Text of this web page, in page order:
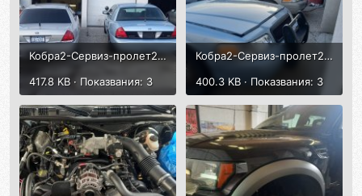
Кобра2-Сервиз-пролет2025-1.jpg
417.8 KB · Показвания: 3
Кобра2-Сервиз-пролет2025-2.jpg
400.3 KB · Показвания: 3